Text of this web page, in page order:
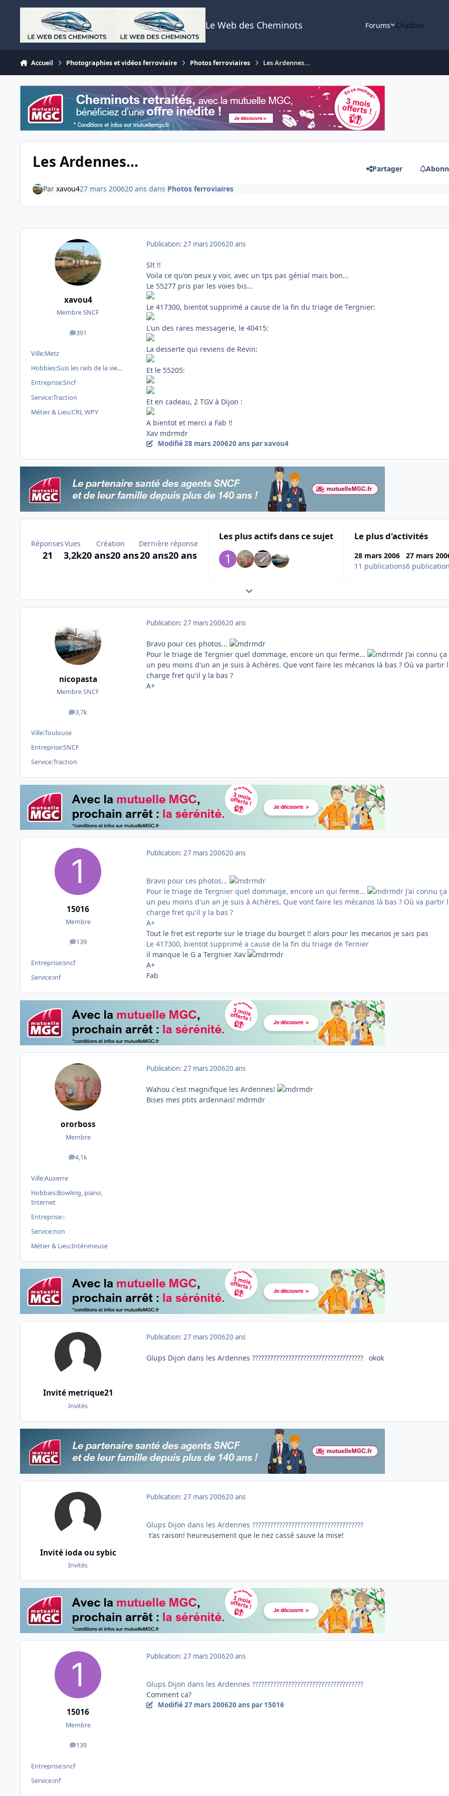
Aller au contenu
Le Web des Cheminots Forums Chatbox
Accueil Photographies et vidéos ferroviaire Photos ferroviaires Les Ardennes...
Les Ardennes... Partager
Par xavou427 mars 200620 ans dans Photos ferroviaires
xavou4
Membre SNCF
391
messages
Ville:Metz
Hobbies:Suis les rails de la vie...
Entreprise:Sncf
Service:Traction
Métier & Lieu:CRL WPY
Publication: 27 mars 200620 ans
Slt !!
Voila ce qu'on peux y voir, avec un tps pas génial mais bon...
Le 55277 pris par les voies bis...
Le 417300, bientot supprimé a cause de la fin du triage de Tergnier:
L'un des rares messagerie, le 40415:
La desserte qui reviens de Revin:
Et le 55205:
Et en cadeau, 2 TGV à Dijon :
A bientot et merci a Fab !!
Xav mdrmdr
Modifié28 mars 200620 ans par xavou4
Réponses
21
Vues
3,2k
Création
20 ans20 ans
Dernière réponse
20 ans20 ans
Les plus actifs dans ce sujet Le plus d'activités
28 mars 2006
11 publications
27 mars
6
Expand topic overview
nicopasta
Membre SNCF
3,7k
messages
Ville:Toulouse
Entreprise:SNCF
Service:Traction
Publication: 27 mars 200620 ans
Bravo pour ces photos...
Pour le triage de Tergnier quel dommage, encore un qui ferme...
J'ai connu
un peu moins d'un an je suis à Achères. Que vont faire les mécanos là bas ? Où va partir
charge fret qu'il y la bas ?
A+
15016
Membre
139
messages
Entreprise:sncf
Service:inf
Publication: 27 mars 200620 ans
Bravo pour ces photos...
Pour le triage de Tergnier quel dommage, encore un qui ferme...
J'ai connu
un peu moins d'un an je suis à Achères. Que vont faire les mécanos là bas ? Où va partir
charge fret qu'il y la bas ?
A+
Tout le fret est reporte sur le triage du bourget !! alors pour les mecanos je sais pas
Le 417300, bientot supprimé a cause de la fin du triage de Ternier
il manque le G a Tergnier Xav
A+
Fab
ororboss
Membre
4,1k
messages
Ville:Auxerre
Hobbies:Bowling, piano,
Internet
Entreprise:-
Service:non
Métier & Lieu:Intérimeuse
Publication: 27 mars 200620 ans
Wahou c'est magnifique les Ardennes!
Bises mes ptits ardennais! mdrmdr
Invité metrique21
Invités
Publication: 27 mars 200620 ans
Glups Dijon dans les Ardennes ????????????????????????????????????? okok
Invité ioda ou sybic
Invités
Publication: 27 mars 200620 ans
Glups Dijon dans les Ardennes ?????????????????????????????????????
t'as raison! heureusement que le nez cassé sauve la mise!
15016
Membre
139
messages
Entreprise:sncf
Service:inf
Publication: 27 mars 200620 ans
Glups Dijon dans les Ardennes ?????????????????????????????????????
Comment ca?
Modifié27 mars 200620 ans par 15016